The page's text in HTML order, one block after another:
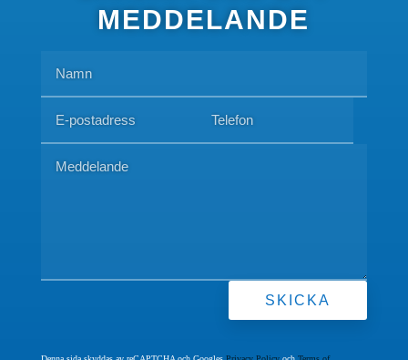
MEDDELANDE
SKICKA